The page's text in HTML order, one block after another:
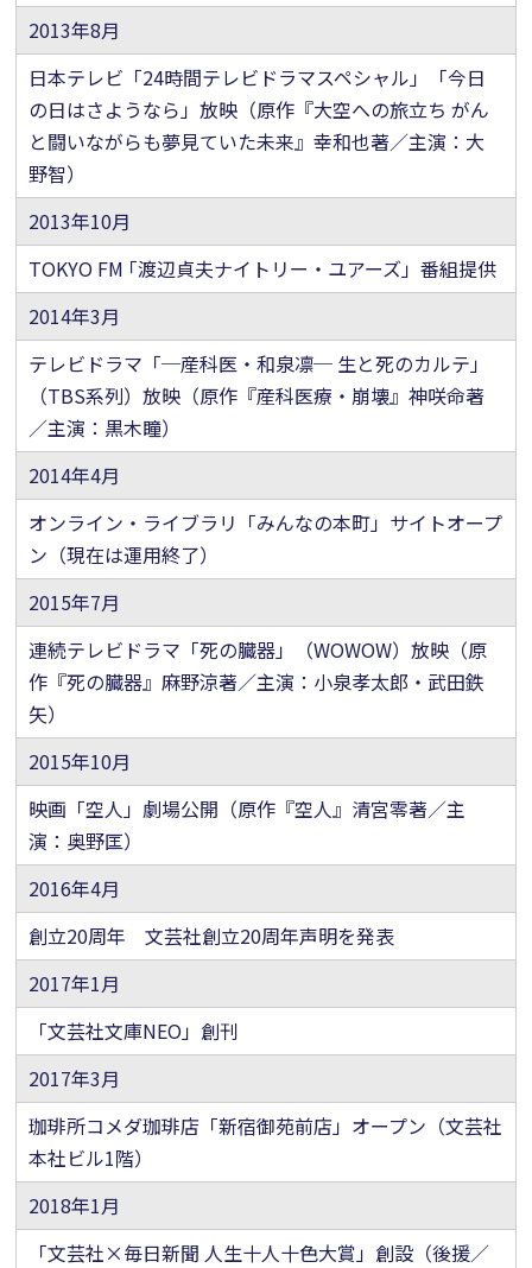
2013年8月
日本テレビ「24時間テレビドラマスペシャル」「今日
の日はさようなら」放映 （原作『大空への旅立ち がん
と闘いながらも夢見ていた未来』幸和也著／主演：大
野智）
2013年10月
TOKYO FM ｢渡辺貞夫ナイトリー・ユアーズ」番組提供
2014年3月
テレビドラマ「─産科医・和泉凛─ 生と死のカルテ」
（TBS系列）放映（原作『産科医療・崩壊』神咲命著
／主演：黒木瞳）
2014年4月
オンライン・ライブラリ「みんなの本町」サイトオープ
ン（現在は運用終了）
2015年7月
連続テレビドラマ「死の臓器」（WOWOW）放映（原
作『死の臓器』麻野涼著／主演：小泉孝太郎・武田鉄
矢）
2015年10月
映画「空人」劇場公開（原作『空人』清宮零著／主
演：奥野匡）
2016年4月
創立20周年 文芸社創立20周年声明を発表
2017年1月
「文芸社文庫NEO」創刊
2017年3月
珈琲所コメダ珈琲店「新宿御苑前店」オープン（文芸社
本社ビル1階）
2018年1月
「文芸社×毎日新聞 人生十人十色大賞」創設（後援／